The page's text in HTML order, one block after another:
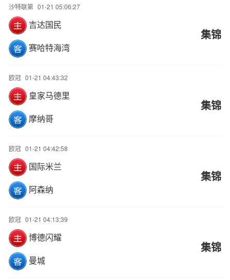
沙特联第 01-21 05:06:27
吉达国民
赛哈特海湾
集锦
欧冠 01-21 04:43:32
皇家马德里
摩纳哥
集锦
欧冠 01-21 04:42:58
国际米兰
阿森纳
集锦
欧冠 01-21 04:13:39
博德闪耀
曼城
集锦